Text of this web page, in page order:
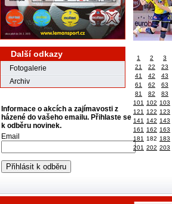
Další odkazy
Fotogalerie
Archiv
Informace o akcích a zajímavosti z
házené do vašeho emailu. Přihlaste se
k odběru novinek.
Email
1 2 3
21
22 23
41
42 43
61
62 63
81
82 83
101
102 103
121
122 123
141
142 143
161
162 163
181
182 183
201 202 203